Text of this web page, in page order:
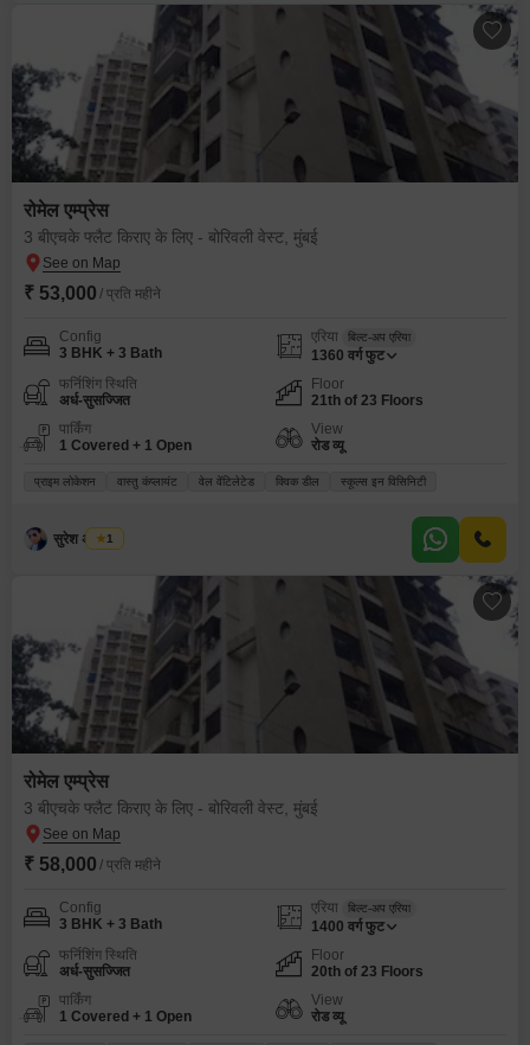
रोमेल एम्प्रेस
3 बीएचके फ्लैट किराए के लिए - बोरिवली वेस्ट, मुंबई
₹ 53,000 / प्रति महीने
Config
3 BHK + 3 Bath
एरिया बिल्ट-अप एरिया
1360 वर्ग फुट
फर्निशिंग स्थिति
अर्ध-सुसज्जित
Floor
21th of 23 Floors
पार्किंग
1 Covered + 1 Open
View
रोड व्यू
प्राइम लोकेशन वास्तु कंप्लायंट वेल वेंटिलेटेड क्विक डील स्कूल्स इन विसिनिटी
सुरेश अ तायडे
1
रोमेल एम्प्रेस
3 बीएचके फ्लैट किराए के लिए - बोरिवली वेस्ट, मुंबई
₹ 58,000 / प्रति महीने
Config
3 BHK + 3 Bath
एरिया बिल्ट-अप एरिया
1400 वर्ग फुट
फर्निशिंग स्थिति
अर्ध-सुसज्जित
Floor
20th of 23 Floors
पार्किंग
1 Covered + 1 Open
View
रोड व्यू